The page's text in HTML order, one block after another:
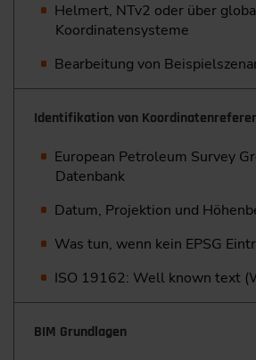
Helmert, NTv2 oder über
Koordinatensysteme
Bearbeitung von
Identifikation von
European Petroleum Survey
Datenbank
Datum, Projektion und
Was tun, wenn kein EPSG
ISO 19162: Well known text
BIM Grundlagen